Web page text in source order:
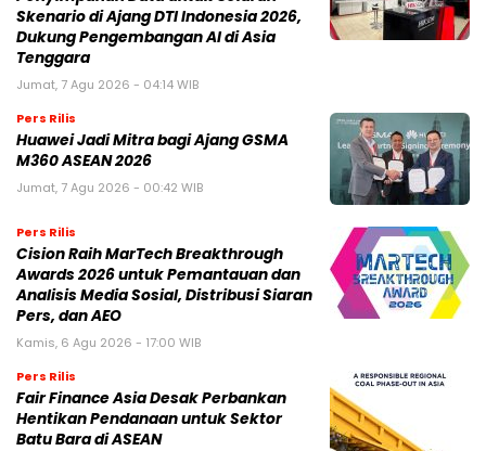
Skenario di Ajang DTI Indonesia 2026,
Dukung Pengembangan AI di Asia
Tenggara
Jumat, 7 Agu 2026 - 04:14 WIB
Pers Rilis
Huawei Jadi Mitra bagi Ajang GSMA
M360 ASEAN 2026
Jumat, 7 Agu 2026 - 00:42 WIB
Pers Rilis
Cision Raih MarTech Breakthrough
Awards 2026 untuk Pemantauan dan
Analisis Media Sosial, Distribusi Siaran
Pers, dan AEO
Kamis, 6 Agu 2026 - 17:00 WIB
Pers Rilis
Fair Finance Asia Desak Perbankan
Hentikan Pendanaan untuk Sektor
Batu Bara di ASEAN